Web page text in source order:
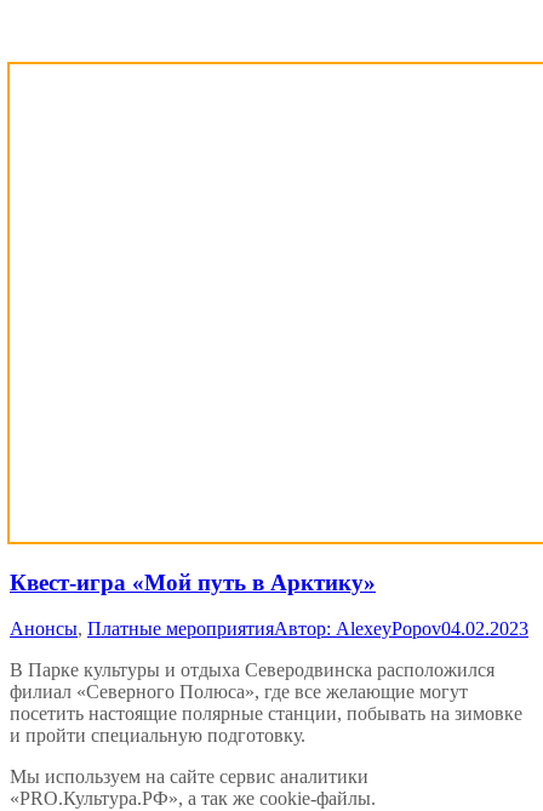
Квест-игра «Мой путь в Арктику»
Анонсы, Платные мероприятияАвтор: AlexeyPopov04.02.2023
В Парке культуры и отдыха Северодвинска расположился
филиал «Северного Полюса», где все желающие могут
посетить настоящие полярные станции, побывать на зимовке
и пройти специальную подготовку.
Вверх
Мы используем на сайте сервис аналитики
«PRO.Культура.РФ», а так же cookie-файлы.